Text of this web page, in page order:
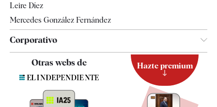
Leire Díez
Mercedes González Fernández
Corporativo
Otras webs de Hazte premium